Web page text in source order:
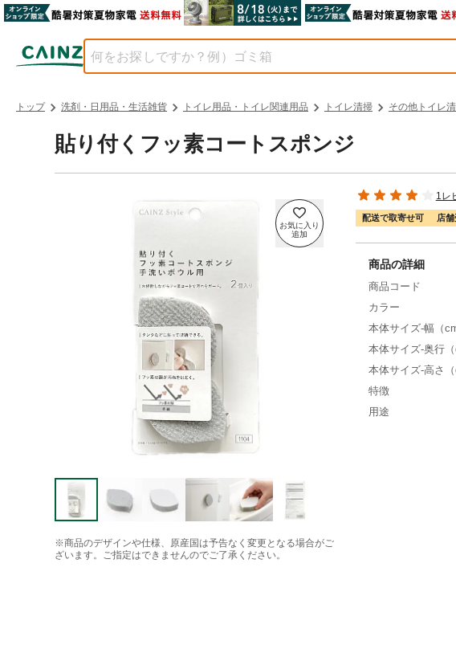
トップ 洗剤・日用品・生活雑貨 トイレ用品・トイレ関連用品 トイレ清掃 その他トイレ
貼り付くフッ素コートスポンジ
※商品のデザインや仕様、原産国は予告なく変更となる場合がご
ざいます。ご指定はできませんのでご了承ください。
1レ
配送で取寄せ可 店
商品の詳細
商品コード
カラー
本体サイズ-幅（cm
本体サイズ-奥行（
本体サイズ-高さ（
特徴
用途